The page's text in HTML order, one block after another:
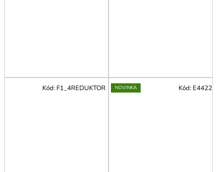
Kód: F1_4REDUKTOR NOVINKA Kód: E4422